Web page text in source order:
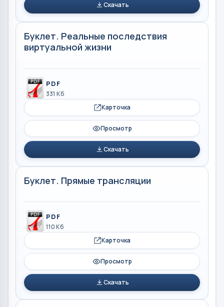
Скачать
Буклет. Реальные последствия
виртуальной жизни
PDF
331 Кб
Карточка
Просмотр
Скачать
Буклет. Прямые трансляции
PDF
110 Кб
Карточка
Просмотр
Скачать